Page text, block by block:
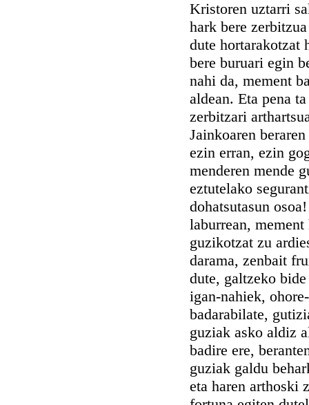
Kristoren uztarri
hark bere
dute hortarakotzat
bere buruari egin
nahi da, mement
aldean. Eta pena
zerbitzari
Jainkoaren
ezin erran, ezin
menderen mende
eztutelako
dohatsutasun
laburrean,
guzikotzat zu
darama, zenbait
dute, galtzeko
igan-nahiek,
badarabilate,
guziak asko aldiz
badire ere,
guziak galdu
eta haren arthoski